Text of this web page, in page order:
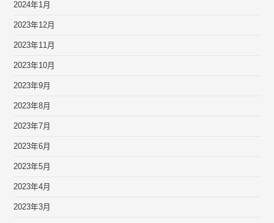
2024年1月
2023年12月
2023年11月
2023年10月
2023年9月
2023年8月
2023年7月
2023年6月
2023年5月
2023年4月
2023年3月